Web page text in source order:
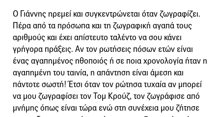
Ο Γιάννης ηρεμεί και συγκεντρώνεται όταν ζωγραφίζει.
Πέρα από τα πρόσωπα και τη ζωγραφική αγαπά τους
αριθμούς και έχει απίστευτο ταλέντο να σου κάνει
γρήγορα πράξεις. Αν τον ρωτήσεις πόσων ετών είναι
ένας αγαπημένος ηθοποιός ή σε ποια χρονολογία ήταν η
αγαπημένη του ταινία, η απάντηση είναι άμεση και
πάντοτε σωστή! Έτσι όταν τον ρώτησα τυχαία αν μπορεί
να μου ζωγραφίσει τον Τομ Κρούζ, τον ζωγράφισε από
μνήμης όπως είναι τώρα ενώ στη συνέχεια μου ζήτησε